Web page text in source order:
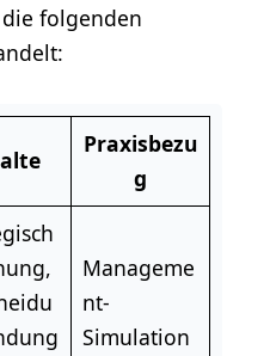
folgenden
Praxisbezu
g
Manageme
nt-
Simulation